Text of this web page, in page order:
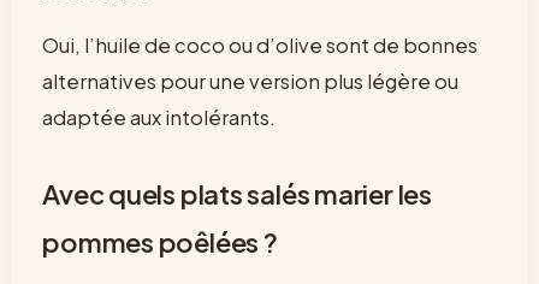
Oui, l’huile de coco ou d’olive sont de bonnes
alternatives pour une version plus légère ou
adaptée aux intolérants.
Avec quels plats salés marier les
pommes poêlées ?